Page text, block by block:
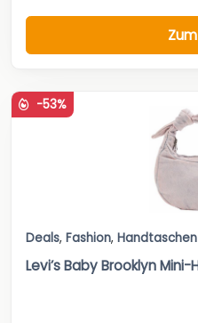
-53%
Deals, Fashion, Handtaschen
Levi’s Baby Brooklyn